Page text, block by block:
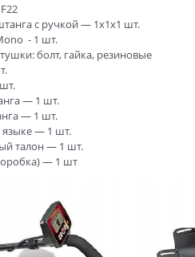
с ручкой — 1х1х1 шт.
- 1 шт.
болт, гайка, резиновые
— 1 шт.
— 1 шт.
языке — 1 шт.
талон — 1 шт.
— 1 шт